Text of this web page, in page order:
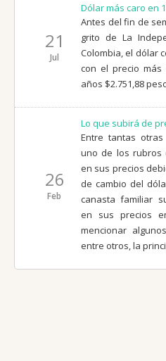
21
Jul
Dólar más caro en
Antes del fin de
grito de La
Colombia, el dólar
con el precio más
años $2.751,88
26
Feb
Lo que subirá de
Entre tantas
uno de los rubros
en sus precios
de cambio del
canasta familiar
en sus precios
mencionar
entre otros, la